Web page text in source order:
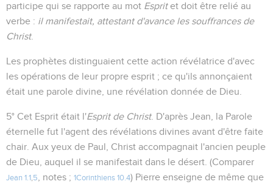
participe qui se rapporte au mot Espritet doit être relié au
verbe : il manifestait, attestant d'avance les souffrances de
Christ.
Les prophètes distinguaient cette action révélatrice d'avec
les opérations de leur propre esprit ; ce qu'ils annonçaient
était une parole divine, une révélation donnée de Dieu.
5° Cet Esprit était l'Esprit de Christ. D'après Jean, la Parole
éternelle fut l'agent des révélations divines avant d'être faite
chair. Aux yeux de Paul, Christ accompagnait l'ancien peuple
de Dieu, auquel il se manifestait dans le désert. (Comparer
Jean 1.1 5 , notes ; 1Corinthiens 10.4) Pierre enseigne de même que